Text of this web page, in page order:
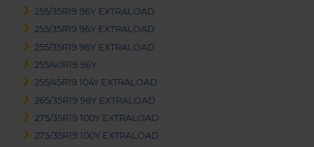
255/35R19 96Y EXTRALOAD
255/35R19 96Y EXTRALOAD
255/35R19 96Y EXTRALOAD
255/40R19 96Y
255/45R19 104Y EXTRALOAD
265/35R19 98Y EXTRALOAD
275/35R19 100Y EXTRALOAD
275/35R19 100Y EXTRALOAD